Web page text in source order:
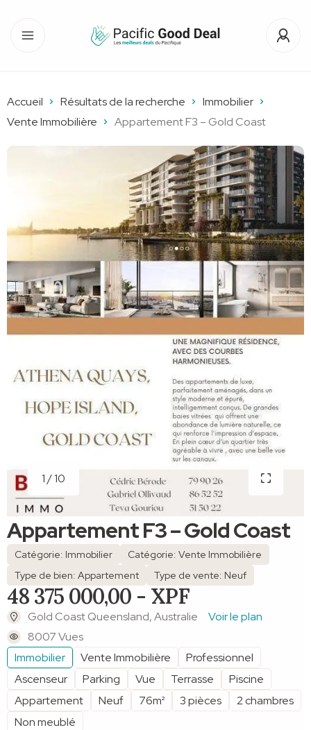
Accueil Résultats de la recherche
Immobilier
Vente Immobilière
Appartement F3 – Gold Coast
1 / 10
Appartement F3 – Gold Coast
Catégorie: Immobilier
Catégorie: Vente Immobilière
Type de bien: Appartement
Type de vente: Neuf
48 375 000,00 - XPF
Gold Coast Queensland, Australie
Voir le plan
8007 Vues
Immobilier
Vente Immobilière
Professionnel
Ascenseur
Parking Vue Terrasse
Piscine
Appartement
Neuf 76m² 3 pièces
2 chambres
Non meublé